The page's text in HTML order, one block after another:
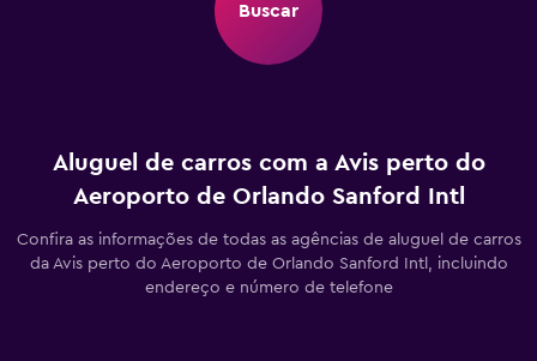
Buscar
Aluguel de carros com a Avis perto do
Aeroporto de Orlando Sanford Intl
Confira as informações de todas as agências de aluguel de carros
da Avis perto do Aeroporto de Orlando Sanford Intl, incluindo
endereço e número de telefone